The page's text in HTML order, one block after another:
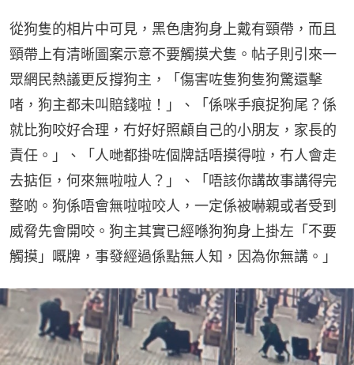
從狗隻的相片中可見，黑色唐狗身上戴有頸帶，而且
頸帶上有清晰圖案示意不要觸摸犬隻。帖子則引來一
眾網民熱議更反撐狗主，「傷害咗隻狗隻狗驚還擊
啫，狗主都未叫賠錢啦！」、「係咪手痕捉狗尾？係
就比狗咬好合理，冇好好照顧自己的小朋友，家長的
責任。」、「人哋都掛咗個牌話唔摸得啦，冇人會走
去掂佢，何來無啦啦人？」、「唔該你講故事講得完
整啲。狗係唔會無啦啦咬人，一定係被嚇親或者受到
威脅先會開咬。狗主其實已經喺狗狗身上掛左「不要
觸摸」嘅牌，事發經過係點無人知，因為你無講。」